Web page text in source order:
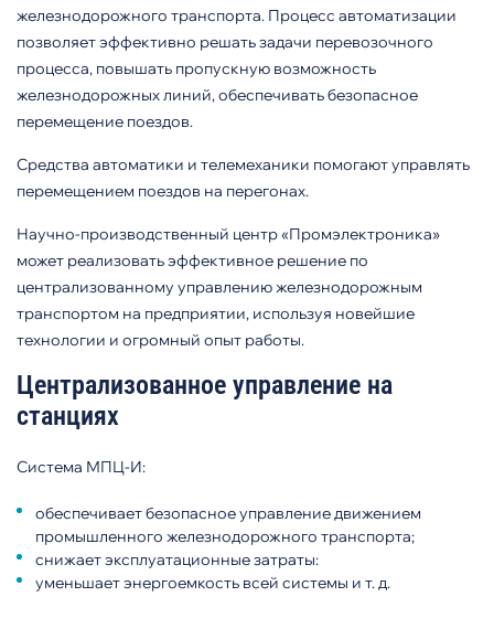
железнодорожного транспорта. Процесс автоматизации
позволяет эффективно решать задачи перевозочного
процесса, повышать пропускную возможность
железнодорожных линий, обеспечивать безопасное
перемещение поездов.
Средства автоматики и телемеханики помогают управлять
перемещением поездов на перегонах.
Научно-производственный центр «Промэлектроника»
может реализовать эффективное решение по
централизованному управлению железнодорожным
транспортом на предприятии, используя новейшие
технологии и огромный опыт работы.
Централизованное управление на
станциях
Система МПЦ-И:
обеспечивает безопасное управление движением
промышленного железнодорожного транспорта;
снижает эксплуатационные затраты:
уменьшает энергоемкость всей системы и т. д.